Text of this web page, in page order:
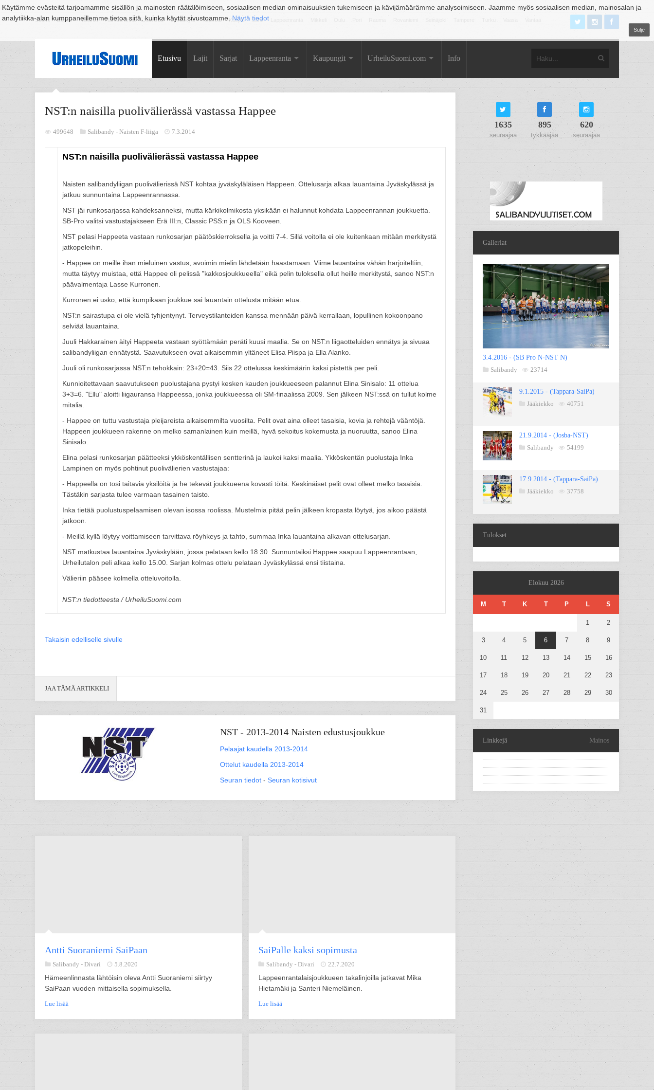
Käytämme evästeitä tarjoamamme sisällön ja mainosten räätälöimiseen, sosiaalisen median ominaisuuksien tukemiseen ja kävijämäärämme analysoimiseen. Jaamme myös sosiaalisen median, mainosalan ja
analytiikka-alan kumppaneillemme tietoa siitä, kuinka käytät sivustoamme. Näytä tiedot
Sulje
Suomi Espoo Helsinki Hämeenlinna Joensuu Jyväskylä Kouvola Kuopio Lahti
Etusivu Lajit Sarjat Lappeenranta Kaupungit UrheiluSuomi.com Info
NST:n naisilla puolivälierässä vastassa Happee
499648 Salibandy - Naisten F-liiga 7.3.2014
NST:n naisilla puolivälierässä vastassa Happee
Naisten salibandyliigan puolivälierissä NST kohtaa jyväskyläläisen Happeen. Ottelusarja alkaa lauantaina Jyväskylässä ja
jatkuu sunnuntaina Lappeenrannassa.
NST jäi runkosarjassa kahdeksanneksi, mutta kärkikolmikosta yksikään ei halunnut kohdata Lappeenrannan joukkuetta.
SB-Pro valitsi vastustajakseen Erä III:n, Classic PSS:n ja OLS Kooveen.
NST pelasi Happeeta vastaan runkosarjan päätöskierroksella ja voitti 7-4. Sillä voitolla ei ole kuitenkaan mitään merkitystä
jatkopeleihin.
- Happee on meille ihan mieluinen vastus, avoimin mielin lähdetään haastamaan. Viime lauantaina vähän harjoiteltiin,
mutta täytyy muistaa, että Happee oli pelissä "kakkosjoukkueella" eikä pelin tuloksella ollut heille merkitystä, sanoo NST:n
päävalmentaja Lasse Kurronen.
Kurronen ei usko, että kumpikaan joukkue sai lauantain ottelusta mitään etua.
NST:n sairastupa ei ole vielä tyhjentynyt. Terveystilanteiden kanssa mennään päivä kerrallaan, lopullinen kokoonpano
selviää lauantaina.
Juuli Hakkarainen äityi Happeeta vastaan syöttämään peräti kuusi maalia. Se on NST:n liigaotteluiden ennätys ja sivuaa
salibandyliigan ennätystä. Saavutukseen ovat aikaisemmin yltäneet Elisa Piispa ja Ella Alanko.
Juuli oli runkosarjassa NST:n tehokkain: 23+20=43. Siis 22 ottelussa keskimäärin kaksi pistettä per peli.
Kunnioitettavaan saavutukseen puolustajana pystyi kesken kauden joukkueeseen palannut Elina Sinisalo: 11 ottelua
3+3=6. "Ellu" aloitti liigauransa Happeessa, jonka joukkueessa oli SM-finaalissa 2009. Sen jälkeen NST:ssä on tullut kolme
mitalia.
- Happee on tuttu vastustaja pleijareista aikaisemmilta vuosilta. Pelit ovat aina olleet tasaisia, kovia ja rehtejä vääntöjä.
Happeen joukkueen rakenne on melko samanlainen kuin meillä, hyvä sekoitus kokemusta ja nuoruutta, sanoo Elina
Sinisalo.
Elina pelasi runkosarjan päätteeksi ykköskentällisen sentterinä ja laukoi kaksi maalia. Ykköskentän puolustaja Inka
Lampinen on myös pohtinut puolivälierien vastustajaa:
- Happeella on tosi taitavia yksilöitä ja he tekevät joukkueena kovasti töitä. Keskinäiset pelit ovat olleet melko tasaisia.
Tästäkin sarjasta tulee varmaan tasainen taisto.
Inka tietää puolustuspelaamisen olevan isossa roolissa. Mustelmia pitää pelin jälkeen kropasta löytyä, jos aikoo päästä
jatkoon.
- Meillä kyllä löytyy voittamiseen tarvittava röyhkeys ja tahto, summaa Inka lauantaina alkavan ottelusarjan.
NST matkustaa lauantaina Jyväskylään, jossa pelataan kello 18.30. Sunnuntaiksi Happee saapuu Lappeenrantaan,
Urheilutalon peli alkaa kello 15.00. Sarjan kolmas ottelu pelataan Jyväskylässä ensi tiistaina.
Välieriin pääsee kolmella otteluvoitolla.
NST:n tiedotteesta / UrheiluSuomi.com
Takaisin edelliselle sivulle
JAA TÄMÄ ARTIKKELI
NST - 2013-2014 Naisten edustusjoukkue
Pelaajat kaudella 2013-2014
Ottelut kaudella 2013-2014
Seuran tiedot - Seuran kotisivut
Antti Suoraniemi SaiPaan
Salibandy - Divari 5.8.2020
Hämeenlinnasta lähtöisin oleva Antti Suoraniemi siirtyy
SaiPaan vuoden mittaisella sopimuksella.
Lue lisää
SaiPalle kaksi sopimusta
Salibandy - Divari 22.7.2020
Lappeenrantalaisjoukkueen takalinjoilla jatkavat Mika
Hietamäki ja Santeri Niemeläinen.
Lue lisää
1635
seuraajaa
895
tykkääjää
620
seuraajaa
Galleriat
3.4.2016 - (SB Pro N-NST N)
Salibandy
23714
9.1.2015 - (Tappara-SaiPa)
Jääkiekko
40751
21.9.2014 - (Josba-NST)
Salibandy
54199
17.9.2014 - (Tappara-SaiPa)
Jääkiekko
37758
Tulokset
Elokuu 2026
M T K T P L S
1 2
3 4 5 6 7 8 9
10 11 12 13 14 15 16
17 18 19 20 21 22 23
24 25 26 27 28 29 30
31
Linkkejä Mainos